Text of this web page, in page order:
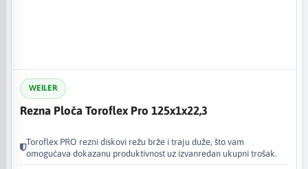
WEILER
Rezna Ploča Toroflex Pro 125x1x22,3
Toroflex PRO rezni diskovi režu brže i traju duže, što vam
omogućava dokazanu produktivnost uz izvanredan ukupni trošak.